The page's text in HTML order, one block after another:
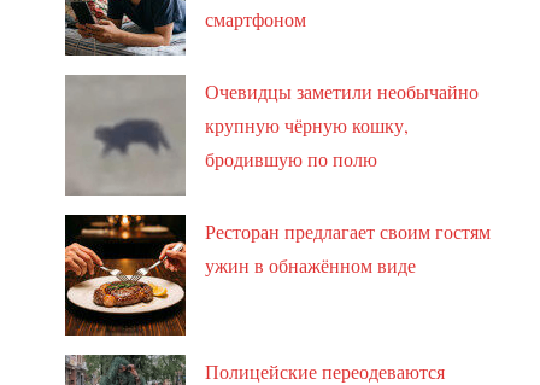
смартфоном
Очевидцы заметили необычайно
крупную чёрную кошку,
бродившую по полю
Ресторан предлагает своим гостям
ужин в обнажённом виде
Полицейские переодеваются